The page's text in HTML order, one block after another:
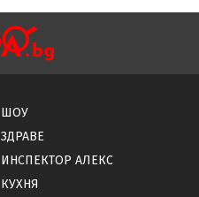
ШОУ
ЗДРАВЕ
ИНСПЕКТОР АЛЕКС
КУХНЯ